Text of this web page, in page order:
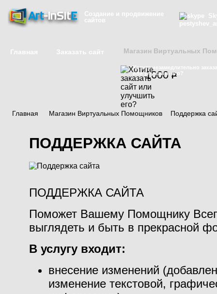
Создание и продвижение
сайтов
Главная Заказать сайт Магазин Виртуальных
Хотите незамедлительно
или улучшить его?
Главная Магазин Виртуальных Помощников Поддержка
ПОДДЕРЖКА САЙТА
1000 P
ПОДДЕРЖКА САЙТА
Поможет Вашему Помощнику
выглядеть и быть в прекрасной
В услугу входит:
внесение изменений
изменение текстовой,